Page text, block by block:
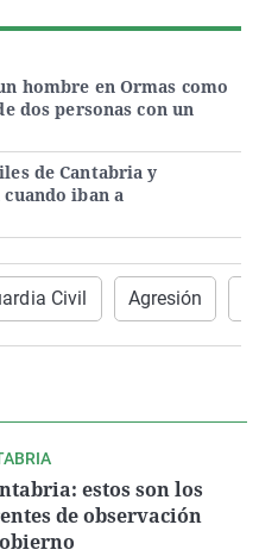
hombre en Ormas como
dos personas con un
de Cantabria y
cuando iban a
Civil Agresión
estos son los
de observación